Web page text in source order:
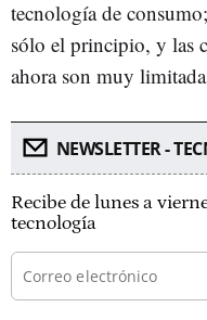
tecnología de
sólo el principio, y las
ahora son muy
NEWSLETTER -
Recibe de lunes a
tecnología